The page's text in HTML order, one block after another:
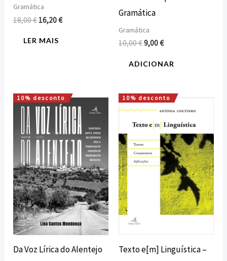
Gramática
18,00€ 16,20€
LER MAIS
Gramática
Gramática
10,00€9,00€
ADICIONAR
10% desconto
Da Voz Lírica do Alentejo
O
preço
original
era:
25,00 €.
O
preço
atual
é:
22,50 €.
10% desconto
Texto e[m] Linguística –
O
preço
original
era:
15,00 €.
O
preço
atual
13,50 €.